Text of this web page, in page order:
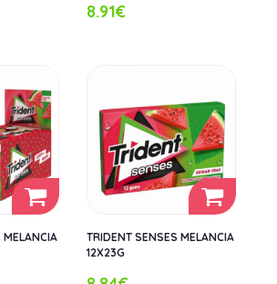
8.91€
MELANCIA
TRIDENT SENSES MELANCIA
12X23G